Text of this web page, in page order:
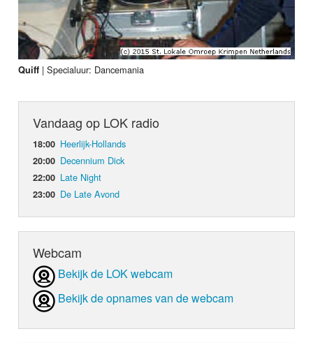
Quiff |Specialuur: Dancemania
Vandaag op LOK radio
18:00 Heerlijk-Hollands
20:00 Decennium Dick
22:00 Late Night
23:00 De Late Avond
Webcam
Bekijk de LOK webcam
Bekijk de opnames van de webcam